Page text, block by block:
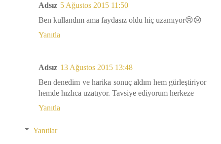
Adsız 5 Ağustos 2015 11:50
Ben kullandım ama faydasız oldu hiç uzamıyor😢😢
Yanıtla
Adsız 13 Ağustos 2015 13:48
Ben denedim ve harika sonuç aldım hem gürleştiriyor
hemde hızlıca uzatıyor. Tavsiye ediyorum herkeze
Yanıtla
Yanıtlar